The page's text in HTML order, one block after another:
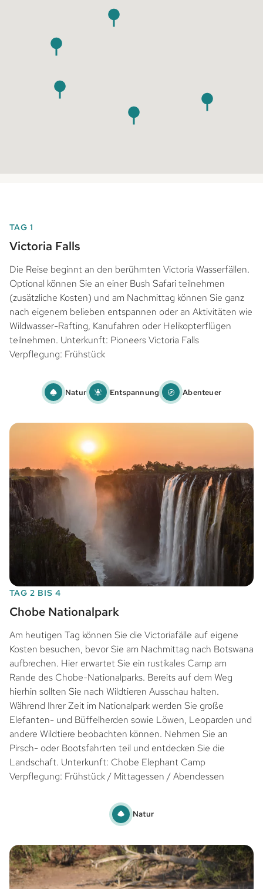
TAG 1
Victoria Falls
Die Reise beginnt an den berühmten Victoria Wasserfällen.
Optional können Sie an einer Bush Safari teilnehmen
(zusätzliche Kosten) und am Nachmittag können Sie ganz
nach eigenem belieben entspannen oder an Aktivitäten wie
Wildwasser-Rafting, Kanufahren oder Helikopterflügen
teilnehmen. Unterkunft: Pioneers Victoria Falls
Verpflegung: Frühstück
Natur Entspannung Abenteuer
TAG 2 BIS 4
Chobe Nationalpark
Am heutigen Tag können Sie die Victoriafälle auf eigene
Kosten besuchen, bevor Sie am Nachmittag nach Botswana
aufbrechen. Hier erwartet Sie ein rustikales Camp am
Rande des Chobe-Nationalparks. Bereits auf dem Weg
hierhin sollten Sie nach Wildtieren Ausschau halten.
Während Ihrer Zeit im Nationalpark werden Sie große
Elefanten- und Büffelherden sowie Löwen, Leoparden und
andere Wildtiere beobachten können. Nehmen Sie an
Pirsch- oder Bootsfahrten teil und entdecken Sie die
Landschaft. Unterkunft: Chobe Elephant Camp
Verpflegung: Frühstück / Mittagessen / Abendessen
Natur